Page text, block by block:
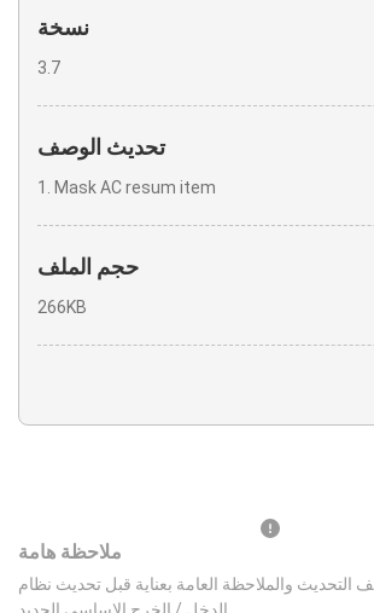
نسخة
3.7
تحديث الوصف
1. Mask AC resum item
حجم الملف
266KB
ملاحظة هامة
والملاحظة العامة بعناية قبل تحديث نظام